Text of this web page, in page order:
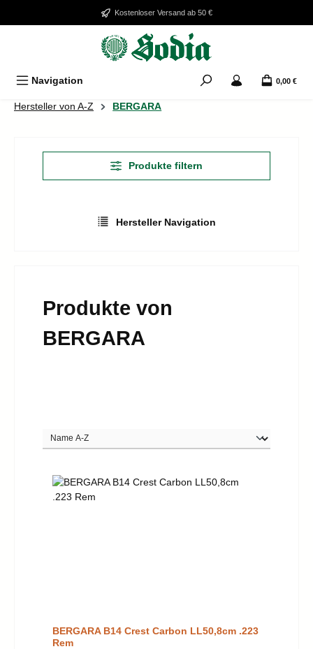
Zum Hauptinhalt springenKostenloser Versand ab 50 €
Navigation 0,00 €
Hersteller von A-Z BERGARA
Produkte filtern
Hersteller Navigation
Produkte von
BERGARA
BERGARA B14 Crest Carbon LL50,8cm .223
Rem